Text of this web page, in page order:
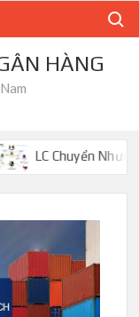
HÀNG
Nhượng Là Gì?